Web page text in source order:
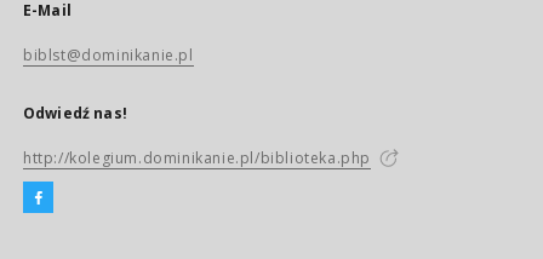
E-Mail
biblst@dominikanie.pl
Odwiedź nas!
http://kolegium.dominikanie.pl/biblioteka.php